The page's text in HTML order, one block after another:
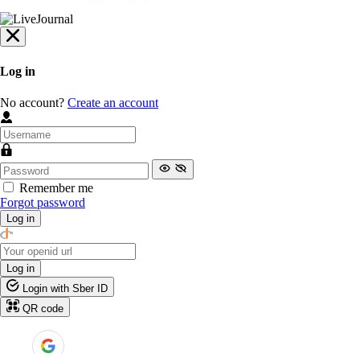
Log in
No account? Create an account
Remember me
Forgot password
Log in
Log in
Login with Sber ID
QR code